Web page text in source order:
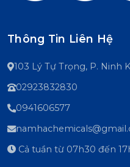
Thông Tin Liên Hệ
103 Lý Tự Trọng, P. Ninh
02923832830
0941606577
Cả tuần từ 07h30 đến